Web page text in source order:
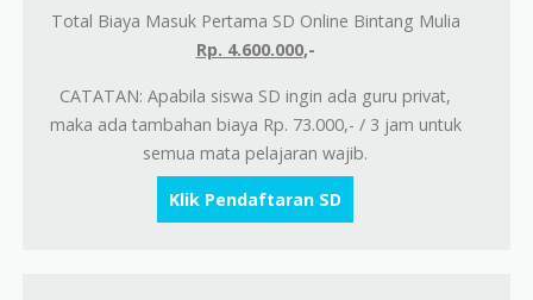
Total Biaya Masuk Pertama SD Online Bintang Mulia
Rp. 4.600.000,-
CATATAN: Apabila siswa SD ingin ada guru privat,
maka ada tambahan biaya Rp. 73.000,- / 3 jam untuk
semua mata pelajaran wajib.
Klik Pendaftaran SD